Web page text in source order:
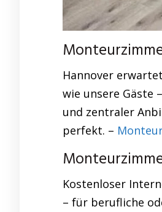
Hannover
wie unsere Gäste
und zentraler
perfekt. –
Kostenloser
– für berufliche